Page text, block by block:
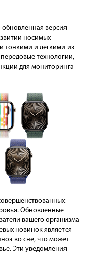
версия
носимых
тонкими и легкими из
технологии,
для мониторинга
Обновленные
вашего организма
новинок является
во сне, что может
Эти уведомления